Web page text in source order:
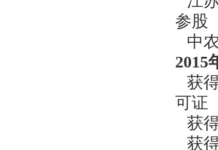
参股
中
2015
获
可证
获
获